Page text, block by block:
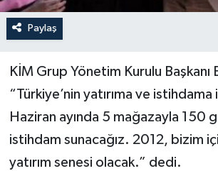
Paylaş
KİM Grup Yönetim Kurulu Başkanı
“Türkiye’nin yatırıma ve istihdama
Haziran ayında 5 mağazayla 150
istihdam sunacağız. 2012, bizim
yatırım senesi olacak.” dedi.